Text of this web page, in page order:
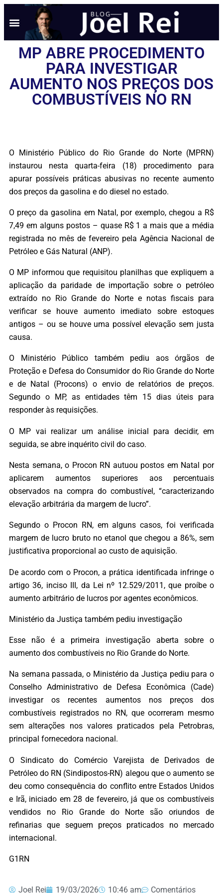
MP ABRE PROCEDIMENTO
PARA INVESTIGAR
AUMENTO NOS PREÇOS DOS
COMBUSTÍVEIS NO RN
O Ministério Público do Rio Grande do Norte (MPRN)
instaurou nesta quarta-feira (18) procedimento para
apurar possíveis práticas abusivas no recente aumento
dos preços da gasolina e do diesel no estado.
O preço da gasolina em Natal, por exemplo, chegou a R$
7,49 em alguns postos – quase R$ 1 a mais que a média
registrada no mês de fevereiro pela Agência Nacional de
Petróleo e Gás Natural (ANP).
O MP informou que requisitou planilhas que expliquem a
aplicação da paridade de importação sobre o petróleo
extraído no Rio Grande do Norte e notas fiscais para
verificar se houve aumento imediato sobre estoques
antigos – ou se houve uma possível elevação sem justa
causa.
O Ministério Público também pediu aos órgãos de
Proteção e Defesa do Consumidor do Rio Grande do Norte
e de Natal (Procons) o envio de relatórios de preços.
Segundo o MP, as entidades têm 15 dias úteis para
responder às requisições.
O MP vai realizar um análise inicial para decidir, em
seguida, se abre inquérito civil do caso.
Nesta semana, o Procon RN autuou postos em Natal por
aplicarem aumentos superiores aos percentuais
observados na compra do combustível, “caracterizando
elevação arbitrária da margem de lucro”.
Segundo o Procon RN, em alguns casos, foi verificada
margem de lucro bruto no etanol que chegou a 86%, sem
justificativa proporcional ao custo de aquisição.
De acordo com o Procon, a prática identificada infringe o
artigo 36, inciso III, da Lei nº 12.529/2011, que proíbe o
aumento arbitrário de lucros por agentes econômicos.
Ministério da Justiça também pediu investigação
Esse não é a primeira investigação aberta sobre o
aumento dos combustíveis no Rio Grande do Norte.
Na semana passada, o Ministério da Justiça pediu para o
Conselho Administrativo de Defesa Econômica (Cade)
investigar os recentes aumentos nos preços dos
combustíveis registrados no RN, que ocorreram mesmo
sem alterações nos valores praticados pela Petrobras,
principal fornecedora nacional.
O Sindicato do Comércio Varejista de Derivados de
Petróleo do RN (Sindipostos-RN) alegou que o aumento se
deu como consequência do conflito entre Estados Unidos
e Irã, iniciado em 28 de fevereiro, já que os combustíveis
vendidos no Rio Grande do Norte são oriundos de
refinarias que seguem preços praticados no mercado
internacional.
G1RN
Joel Rei 19/03/2026 10:46 am Comentários